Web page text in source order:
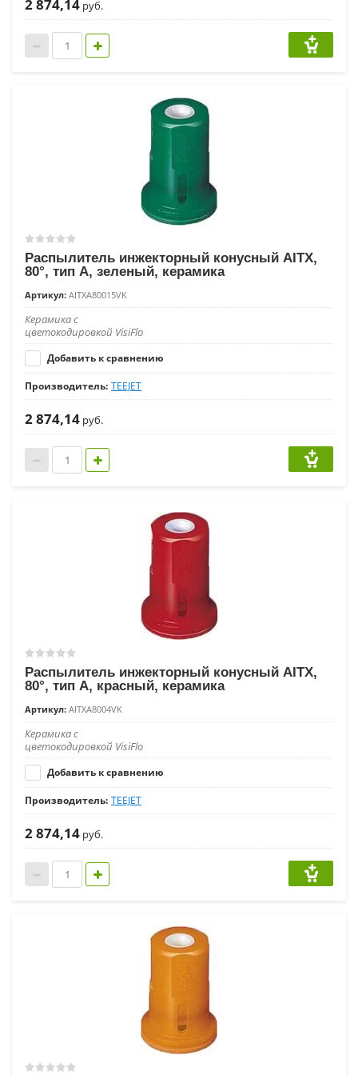
2 874,14 руб.
Распылитель инжекторный конусный AITX,
80°, тип A, зеленый, керамика
Артикул: AITXA80015VK
Керамика с
цветокодировкой VisiFlo
Добавить к сравнению
Производитель: TEEJET
2 874,14 руб.
Распылитель инжекторный конусный AITX,
80°, тип A, красный, керамика
Артикул: AITXA8004VK
Керамика с
цветокодировкой VisiFlo
Добавить к сравнению
Производитель: TEEJET
2 874,14 руб.